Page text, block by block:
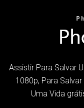
Assistir Para Salvar
1080p, Para
Uma Vida